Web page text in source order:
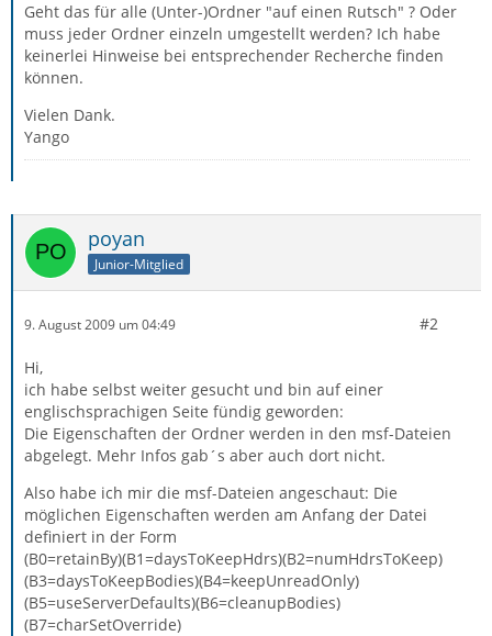
Geht das für alle (Unter-)Ordner "auf einen Rutsch" ? Oder
muss jeder Ordner einzeln umgestellt werden? Ich habe
keinerlei Hinweise bei entsprechender Recherche finden
können.
Vielen Dank.
Yango
poyan
Junior-Mitglied
9. August 2009 um 04:49 #2
Hi,
ich habe selbst weiter gesucht und bin auf einer
englischsprachigen Seite fündig geworden:
Die Eigenschaften der Ordner werden in den msf-Dateien
abgelegt. Mehr Infos gab´s aber auch dort nicht.
Also habe ich mir die msf-Dateien angeschaut: Die
möglichen Eigenschaften werden am Anfang der Datei
definiert in der Form
(B0=retainBy)(B1=daysToKeepHdrs)(B2=numHdrsToKeep)
(B3=daysToKeepBodies)(B4=keepUnreadOnly)
(B5=useServerDefaults)(B6=cleanupBodies)
(B7=charSetOverride)